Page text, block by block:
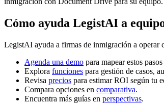
Cómo ayuda LegistAI a
LegistAI ayuda a firmas de inmigración a operar
Agenda una demo para mapear estos
Explora funciones para gestión de casos,
Revisa precios para estimar ROI según tu
Compara opciones en comparativa.
Encuentra más guías en perspectivas.